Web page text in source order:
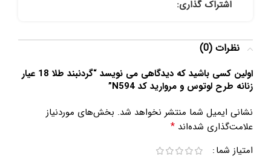
اشتراک گذاری:
نظرات (0)
اولین کسی باشید که دیدگاهی می نویسد “گردنبند طلا 18 عیار
زنانه طرح لوتوس و مروارید کد N594”
نشانی ایمیل شما منتشر نخواهد شد. بخش‌های موردنیاز
علامت‌گذاری شده‌اند *
امتیاز شما